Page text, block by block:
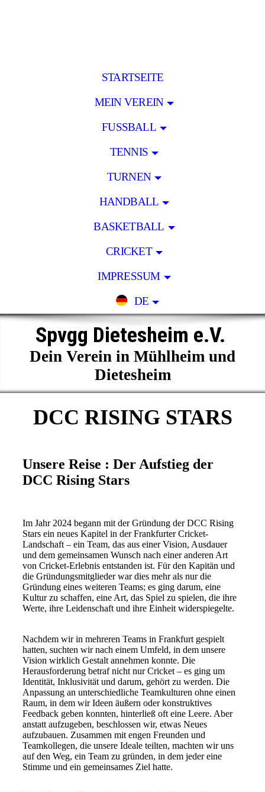
STARTSEITE
MEIN VEREIN
FUSSBALL
TENNIS
TURNEN
HANDBALL
BASKETBALL
CRICKET
IMPRESSUM
DE
Spvgg Dietesheim e.V.
Dein Verein in Mühlheim und
Dietesheim
DCC RISING STARS
Unsere Reise : Der Aufstieg der
DCC Rising Stars
Im Jahr 2024 begann mit der Gründung der DCC Rising
Stars ein neues Kapitel in der Frankfurter Cricket-
Landschaft – ein Team, das aus einer Vision, Ausdauer
und dem gemeinsamen Wunsch nach einer anderen Art
von Cricket-Erlebnis entstanden ist. Für den Kapitän und
die Gründungsmitglieder war dies mehr als nur die
Gründung eines weiteren Teams; es ging darum, eine
Kultur zu schaffen, eine Art, das Spiel zu spielen, die ihre
Werte, ihre Leidenschaft und ihre Einheit widerspiegelte.
Nachdem wir in mehreren Teams in Frankfurt gespielt
hatten, suchten wir nach einem Umfeld, in dem unsere
Vision wirklich Gestalt annehmen konnte. Die
Herausforderung betraf nicht nur Cricket – es ging um
Identität, Inklusivität und darum, gehört zu werden. Die
Anpassung an unterschiedliche Teamkulturen ohne einen
Raum, in dem wir Ideen äußern oder konstruktives
Feedback geben konnten, hinterließ oft eine Leere. Aber
anstatt aufzugeben, beschlossen wir, etwas Neues
aufzubauen. Zusammen mit engen Freunden und
Teamkollegen, die unsere Ideale teilten, machten wir uns
auf den Weg, ein Team zu gründen, in dem jeder eine
Stimme und ein gemeinsames Ziel hatte.